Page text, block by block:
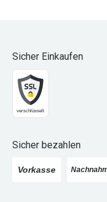
Sicher Einkaufen
Sicher bezahlen